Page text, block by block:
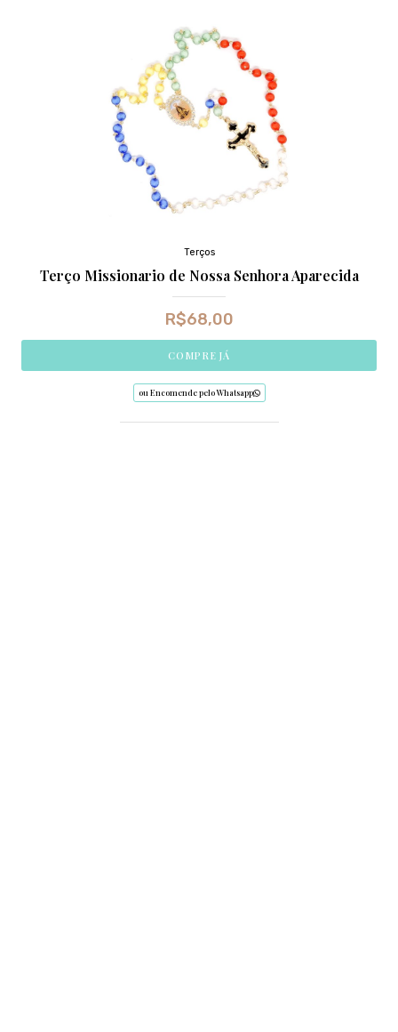
Terços
Terço Missionario de Nossa Senhora Aparecida
R$68,00
COMPRE JÁ
ou Encomende pelo Whatsapp